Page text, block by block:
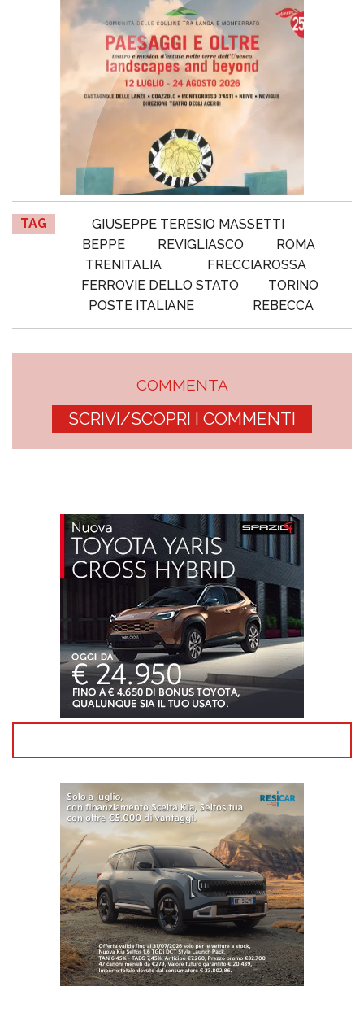
TAG
GIUSEPPE TERESIO MASSETTI
BEPPE
REVIGLIASCO
ROMA
TRENITALIA
FRECCIAROSSA
FERROVIE DELLO STATO
TORINO
POSTE ITALIANE
REBECCA
COMMENTA
SCRIVI/SCOPRI I COMMENTI